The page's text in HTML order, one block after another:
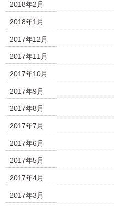
2018年2月
2018年1月
2017年12月
2017年11月
2017年10月
2017年9月
2017年8月
2017年7月
2017年6月
2017年5月
2017年4月
2017年3月